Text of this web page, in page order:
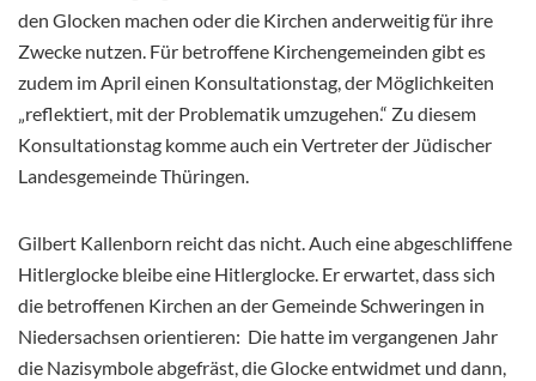
den Glocken machen oder die Kirchen anderweitig für ihre
Zwecke nutzen. Für betroffene Kirchengemeinden gibt es
zudem im April einen Konsultationstag, der Möglichkeiten
„reflektiert, mit der Problematik umzugehen.“ Zu diesem
Konsultationstag komme auch ein Vertreter der Jüdischer
Landesgemeinde Thüringen.
Gilbert Kallenborn reicht das nicht. Auch eine abgeschliffene
Hitlerglocke bleibe eine Hitlerglocke. Er erwartet, dass sich
die betroffenen Kirchen an der Gemeinde Schweringen in
Niedersachsen orientieren: Die hatte im vergangenen Jahr
die Nazisymbole abgefräst, die Glocke entwidmet und dann,